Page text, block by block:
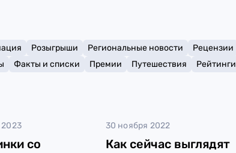
Розыгрыши Региональные новости
Рецензии
Факты и списки Премии Путешествия
Рейтинги
со
30 ноября 2022
Как сейчас выглядят